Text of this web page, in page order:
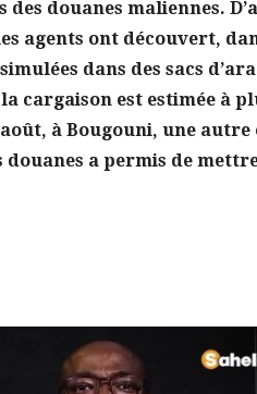
des douanes maliennes.
agents ont découvert,
dans des sacs
cargaison est estimée à
à Bougouni, une
a permis de